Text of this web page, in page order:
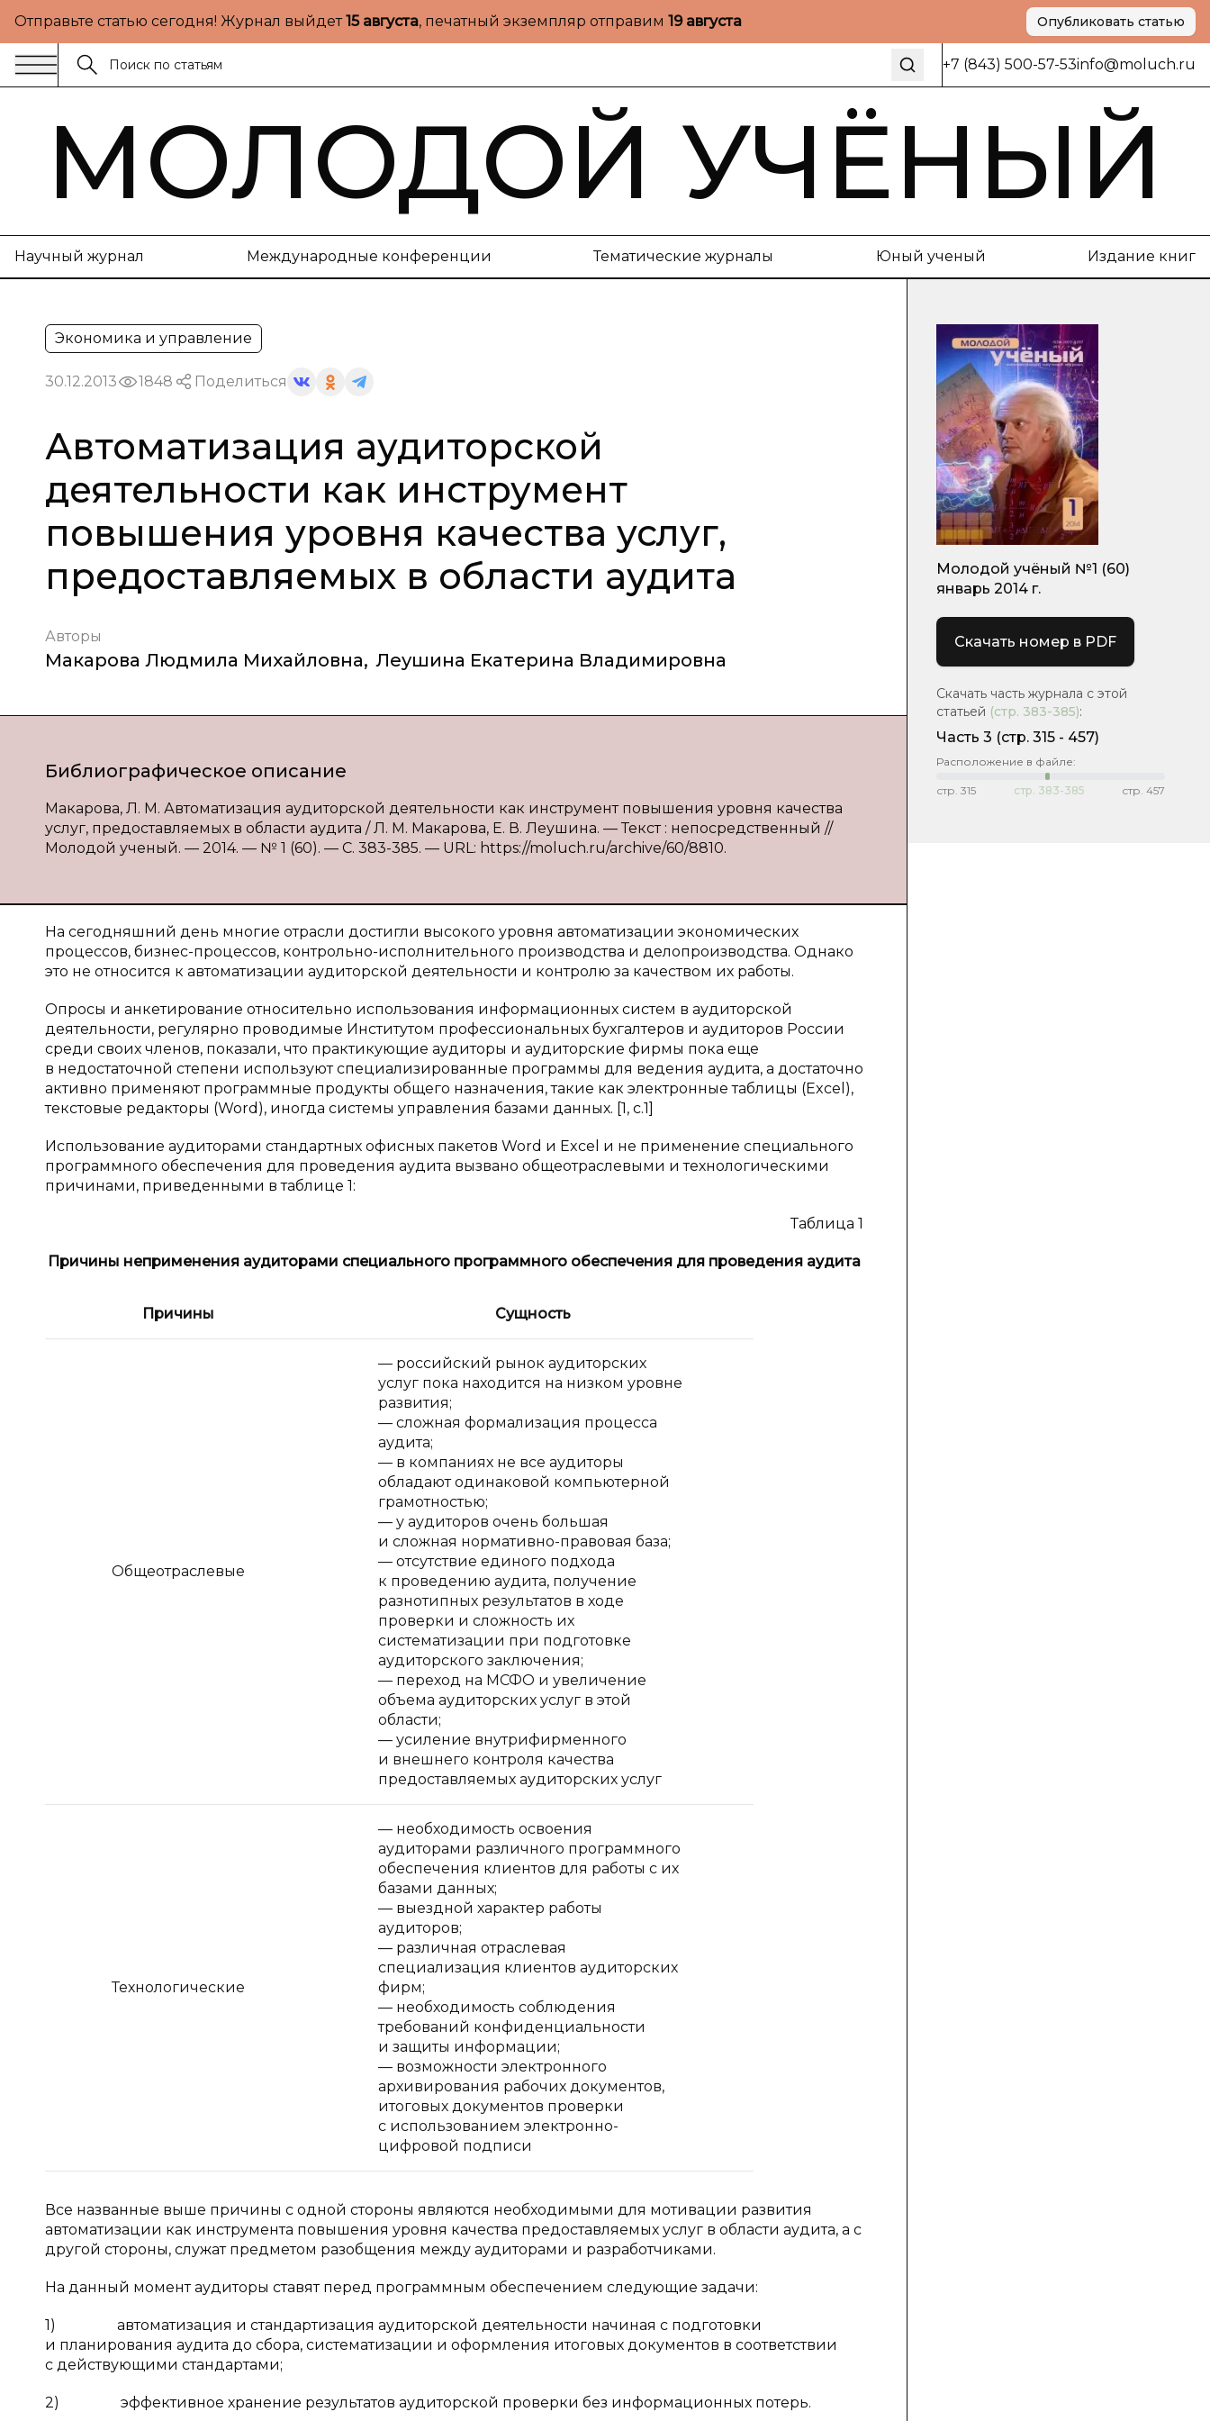
Отправьте статью сегодня! Журнал выйдет15 августа, печатный экземпляр отправим 19 августа Опубликовать статью
+7 (843) 500-57-53info@moluch.ru
МОЛОДОЙ УЧЁНЫЙ
Научный журнал Международные конференции Тематические журналы Юный ученый Издание книг
Экономика и управление
30.12.2013 1848 Поделиться
Автоматизация аудиторской
деятельности как инструмент
повышения уровня качества услуг,
предоставляемых в области аудита
Авторы
Макарова Людмила Михайловна, Леушина Екатерина Владимировна
Библиографическое описание
Макарова, Л. М. Автоматизация аудиторской деятельности как инструмент повышения уровня качества
услуг, предоставляемых в области аудита / Л. М. Макарова, Е. В. Леушина. — Текст : непосредственный //
Молодой ученый. — 2014. — № 1 (60). — С. 383-385. — URL: https://moluch.ru/archive/60/8810.
На сегодняшний день многие отрасли достигли высокого уровня автоматизации экономических
процессов, бизнес-процессов, контрольно-исполнительного производства и делопроизводства. Однако
это не относится к автоматизации аудиторской деятельности и контролю за качеством их работы.
Опросы и анкетирование относительно использования информационных систем в аудиторской
деятельности, регулярно проводимые Институтом профессиональных бухгалтеров и аудиторов России
среди своих членов, показали, что практикующие аудиторы и аудиторские фирмы пока еще
в недостаточной степени используют специализированные программы для ведения аудита, а достаточно
активно применяют программные продукты общего назначения, такие как электронные таблицы (Excel),
текстовые редакторы (Word), иногда системы управления базами данных. [1, с.1]
Использование аудиторами стандартных офисных пакетов Word и Excel и не применение специального
программного обеспечения для проведения аудита вызвано общеотраслевыми и технологическими
причинами, приведенными в таблице 1:
Таблица 1
Причины неприменения аудиторами специального программного обеспечения для проведения аудита
Причины Сущность
Общеотраслевые
— российский рынок аудиторских
услуг пока находится на низком уровне
развития;
— сложная формализация процесса
аудита;
— в компаниях не все аудиторы
обладают одинаковой компьютерной
грамотностью;
— у аудиторов очень большая
и сложная нормативно-правовая база;
— отсутствие единого подхода
к проведению аудита, получение
разнотипных результатов в ходе
проверки и сложность их
систематизации при подготовке
аудиторского заключения;
— переход на МСФО и увеличение
объема аудиторских услуг в этой
области;
— усиление внутрифирменного
и внешнего контроля качества
предоставляемых аудиторских услуг
Технологические
— необходимость освоения
аудиторами различного программного
обеспечения клиентов для работы с их
базами данных;
— выездной характер работы
аудиторов;
— различная отраслевая
специализация клиентов аудиторских
фирм;
— необходимость соблюдения
требований конфиденциальности
и защиты информации;
— возможности электронного
архивирования рабочих документов,
итоговых документов проверки
с использованием электронно-
цифровой подписи
Все названные выше причины с одной стороны являются необходимыми для мотивации развития
автоматизации как инструмента повышения уровня качества предоставляемых услуг в области аудита, а с
другой стороны, служат предметом разобщения между аудиторами и разработчиками.
На данный момент аудиторы ставят перед программным обеспечением следующие задачи:
1) автоматизация и стандартизация аудиторской деятельности начиная с подготовки
и планирования аудита до сбора, систематизации и оформления итоговых документов в соответствии
с действующими стандартами;
2) эффективное хранение результатов аудиторской проверки без информационных потерь.
Молодой учёный №1 (60)
январь 2014 г.
Скачать номер в PDF
Скачать часть журнала с этой
статьей (стр. 383-385):
Часть 3 (cтр. 315 - 457)
Расположение в файле:
стр. 315 стр. 383-385 стр. 457